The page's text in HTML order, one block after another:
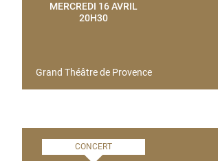
MERCREDI 16 AVRIL
20H30
Grand Théâtre de Provence
CONCERT